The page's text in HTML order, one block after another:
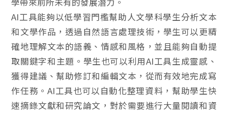
AI工具能夠以低學習門檻幫助人文學科學生分析文本
和文學作品，透過自然語言處理技術，學生可以更精
確地理解文本的語義、情感和風格，並且能夠自動提
取關鍵字和主題。學生也可以利用AI工具生成靈感、
獲得建議、幫助修訂和編輯文本，從而有效地完成寫
作任務。AI工具也可以自動化整理資料，幫助學生快
速摘錄文獻和研究論文，對於需要進行大量閱讀和資